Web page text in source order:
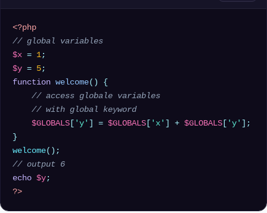
<?php
// global variables
$x = 1
$y = 5
function welcome( ) {
// access globale variables
// with global keyword
$GLOBALS
'y' ] = $GLOBALS 'x' ] + $GLOBALS 'y'
];
welcome
// output 6
echo $y
?>